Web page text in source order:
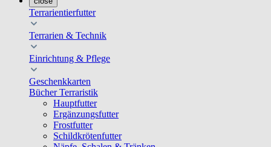
Terrarientierfutter
Terrarien & Technik
Einrichtung & Pflege
Geschenkkarten
Bücher Terraristik
Hauptfutter
Ergänzungsfutter
Frostfutter
Schildkrötenfutter